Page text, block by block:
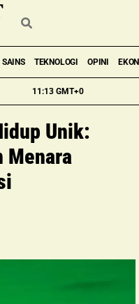
11:13 GMT+0
SAINS TEKNOLOGI OPINI
Unik:
Menara